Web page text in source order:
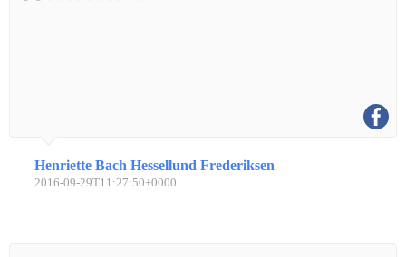
Henriette Bach Hessellund Frederiksen
2016-09-29T11:27:50+0000